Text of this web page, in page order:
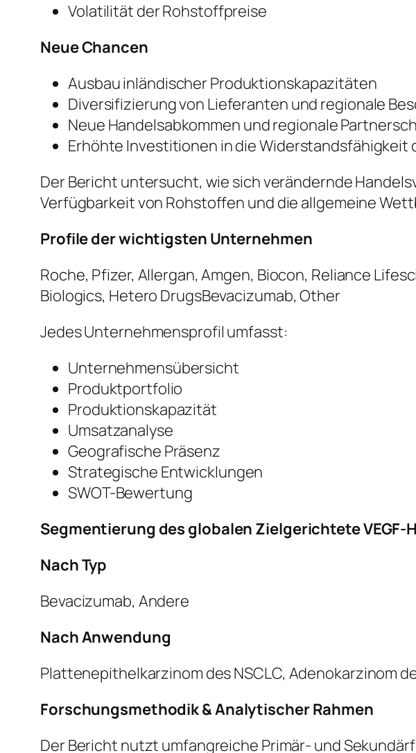
Volatilität der Rohstoffpreise
Neue Chancen
Ausbau inländischer Produktionskapazitäten
Diversifizierung von Lieferanten und regionale
Neue Handelsabkommen und regionale
Erhöhte Investitionen in die Widerstandsfähigkeit
Der Bericht untersucht, wie sich verändernde
Verfügbarkeit von Rohstoffen und die allgemeine
Profile der wichtigsten Unternehmen
Roche, Pfizer, Allergan, Amgen, Biocon, Reliance
Biologics, Hetero DrugsBevacizumab, Other
Jedes Unternehmensprofil umfasst:
Unternehmensübersicht
Produktportfolio
Produktionskapazität
Umsatzanalyse
Geografische Präsenz
Strategische Entwicklungen
SWOT-Bewertung
Segmentierung des globalen Zielgerichtete VEGF-
Nach Typ
Bevacizumab, Andere
Nach Anwendung
Plattenepithelkarzinom des NSCLC, Adenokarzinom
Forschungsmethodik & Analytischer Rahmen
Der Bericht nutzt umfangreiche Primär- und